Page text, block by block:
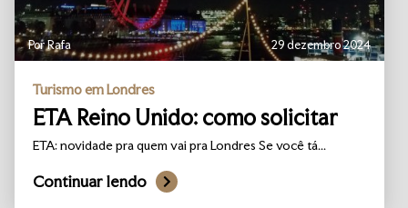
Por Rafa 29 dezembro 2024
Turismo em Londres
ETA Reino Unido: como solicitar
ETA: novidade pra quem vai pra Londres Se você tá...
Continuar lendo